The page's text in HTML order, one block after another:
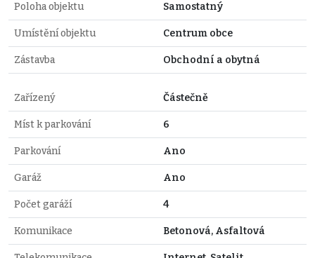
Poloha objektu Samostatný
Umístění objektu Centrum obce
Zástavba Obchodní a obytná
Zařízený Částečně
Míst k parkování 6
Parkování Ano
Garáž Ano
Počet garáží 4
Komunikace Betonová, Asfaltová